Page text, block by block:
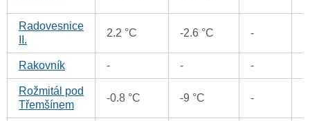
Radovesnice
II.
2.2 °C -2.6 °C -
Rakovník - - -
Rožmitál pod
Třemšínem
-0.8 °C -9 °C -